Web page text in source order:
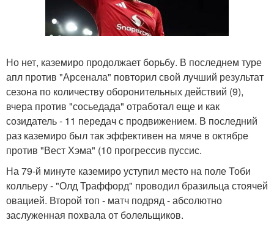
Но нет, каземиро продолжает борьбу. В последнем туре
апл против "Арсенала" повторил свой лучший результат
сезона по количеству оборонительных действий (9),
вчера против "сосьедада" отработал еще и как
созидатель - 11 передач с продвижением. В последний
раз каземиро был так эффективен на мяче в октябре
против "Вест Хэма" (10 прогрессив пуссис.
На 79-й минуте каземиро уступил место на поле Тоби
колльеру - "Олд Траффорд" проводил бразильца стоячей
овацией. Второй топ - матч подряд - абсолютно
заслуженная похвала от болельщиков.